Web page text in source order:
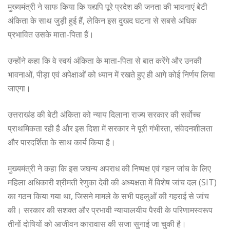
मुख्यमंत्री ने साफ किया कि यद्यपि पूरे प्रदेश की जनता की भावनाएं बेटी
अंकिता के साथ जुड़ी हुई हैं, लेकिन इस दुखद घटना से सबसे अधिक
प्रभावित उसके माता-पिता हैं।
उन्होंने कहा कि वे स्वयं अंकिता के माता-पिता से बात करेंगे और उनकी
भावनाओं, पीड़ा एवं अपेक्षाओं को ध्यान में रखते हुए ही आगे कोई निर्णय लिया
जाएगा।
उत्तराखंड की बेटी अंकिता को न्याय दिलाना राज्य सरकार की सर्वोच्च
प्राथमिकता रही है और इस दिशा में सरकार ने पूरी गंभीरता, संवेदनशीलता
और पारदर्शिता के साथ कार्य किया है।
मुख्यमंत्री ने कहा कि इस जघन्य अपराध की निष्पक्ष एवं गहन जांच के लिए
महिला अधिकारी श्रीमती रेणुका देवी की अध्यक्षता में विशेष जांच दल (SIT)
का गठन किया गया था, जिसने मामले के सभी पहलुओं की गहराई से जांच
की। सरकार की सशक्त और प्रभावी न्यायालयीय पैरवी के परिणामस्वरूप
तीनों दोषियों को आजीवन कारावास की सजा सुनाई जा चुकी है।